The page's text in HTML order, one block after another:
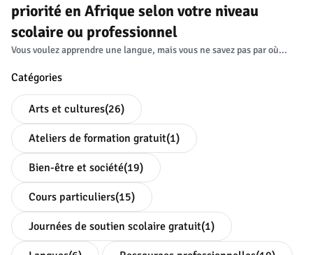
priorité en Afrique selon votre niveau
scolaire ou professionnel
Vous voulez apprendre une langue, mais vous ne savez pas par où...
Catégories
Arts et cultures(26)
Ateliers de formation gratuit(1)
Bien-être et société(19)
Cours particuliers(15)
Journées de soutien scolaire gratuit(1)